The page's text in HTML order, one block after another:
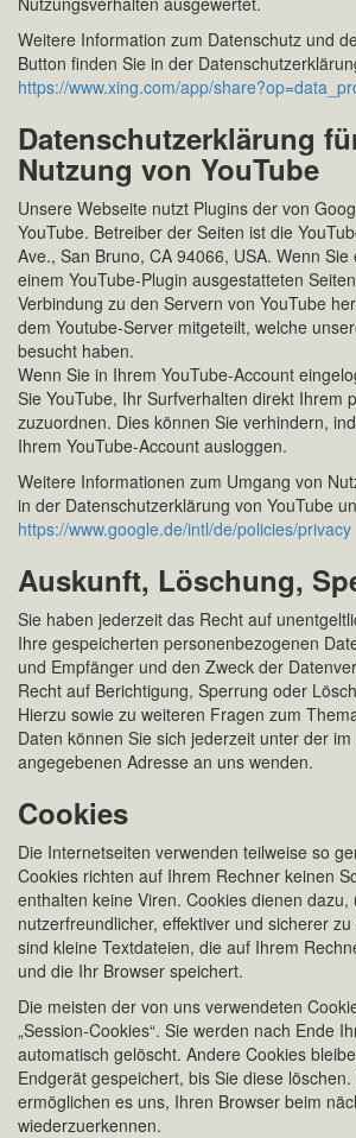
Weitere Information zum Datenschutz und
Button finden Sie in der
https://www.xing.com/app/
Datenschutzerklärung
Nutzung von YouTube
Unsere Webseite nutzt Plugins der von
YouTube. Betreiber der Seiten ist die
Ave., San Bruno, CA 94066, USA. Wenn
einem YouTube-Plugin ausgestatteten
Verbindung zu den Servern von YouTube
dem Youtube-Server mitgeteilt, welche
besucht haben.
Wenn Sie in Ihrem YouTube-Account
Sie YouTube, Ihr Surfverhalten direkt Ihrem
zuzuordnen. Dies können Sie verhindern,
Ihrem YouTube-Account ausloggen.
Weitere Informationen zum Umgang von
in der Datenschutzerklärung von YouTube
https://www.google.de/intl/de/policies/privacy
Auskunft, Löschung,
Sie haben jederzeit das Recht auf
Ihre gespeicherten personenbezogenen
und Empfänger und den Zweck der
Recht auf Berichtigung, Sperrung oder
Hierzu sowie zu weiteren Fragen zum
Daten können Sie sich jederzeit unter der
angegebenen Adresse an uns wenden.
Cookies
Die Internetseiten verwenden teilweise so
Cookies richten auf Ihrem Rechner keinen
enthalten keine Viren. Cookies dienen dazu,
nutzerfreundlicher, effektiver und sicherer
sind kleine Textdateien, die auf Ihrem
und die Ihr Browser speichert.
Die meisten der von uns verwendeten
„Session-Cookies“. Sie werden nach Ende
automatisch gelöscht. Andere Cookies
Endgerät gespeichert, bis Sie diese
ermöglichen es uns, Ihren Browser beim
wiederzuerkennen.